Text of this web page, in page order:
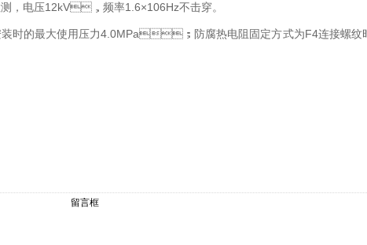
，电压12kV，频率1.6×106Hz不击穿。
兰安装时的最大使用压力4.0MPa；防腐热电阻固定方式为F4连接螺纹
留言框